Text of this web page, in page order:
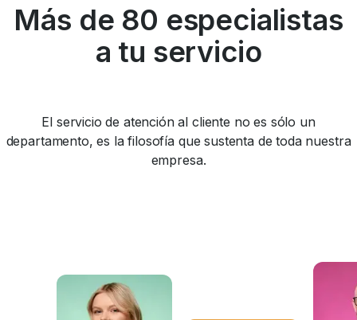
Más de 80 especialistas
a tu servicio
El servicio de atención al cliente no es sólo un
departamento, es la filosofía que sustenta de toda nuestra
empresa.